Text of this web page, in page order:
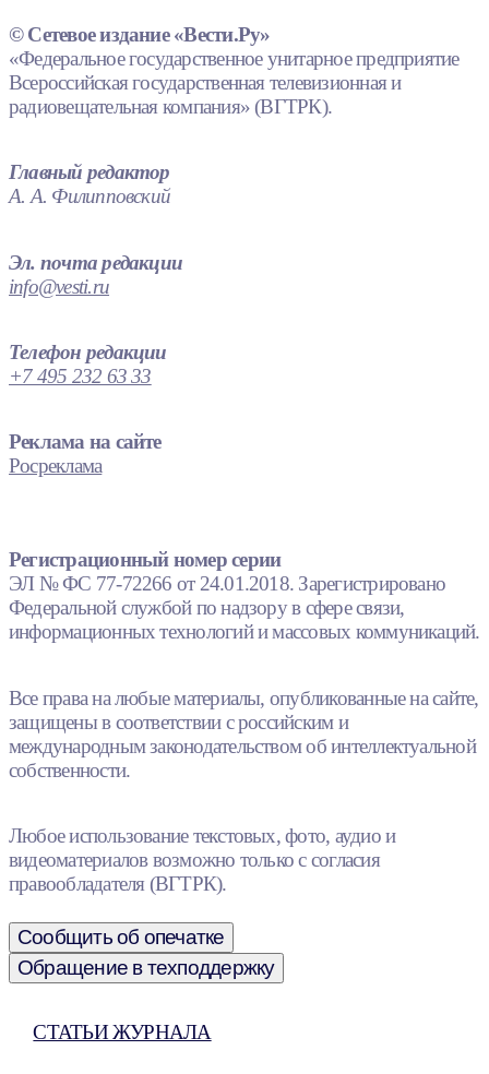
© Сетевое издание «Вести.Ру»
«Федеральное государственное унитарное предприятие
Всероссийская государственная телевизионная и
радиовещательная компания» (ВГТРК).
Главный редактор
А. А. Филипповский
Эл. почта редакции
info@vesti.ru
Телефон редакции
+7 495 232 63 33
Реклама на сайте
Росреклама
Регистрационный номер серии
ЭЛ № ФС 77-72266 от 24.01.2018. Зарегистрировано
Федеральной службой по надзору в сфере связи,
информационных технологий и массовых коммуникаций.
Все права на любые материалы, опубликованные на сайте,
защищены в соответствии с российским и
международным законодательством об интеллектуальной
собственности.
Любое использование текстовых, фото, аудио и
видеоматериалов возможно только с согласия
правообладателя (ВГТРК).
Сообщить об опечатке
Обращение в техподдержку
СТАТЬИ ЖУРНАЛА